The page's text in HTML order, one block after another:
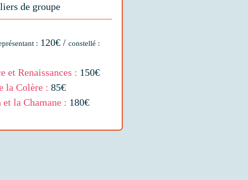
de groupe
: 120€ / constellé :
et Renaissances : 150€
la Colère : 85€
la Chamane : 180€